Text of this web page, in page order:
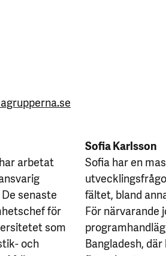
arbetat
senaste
för
som
och
Sofia Karlsson
Sofia har en
fältet, bland
För närvarande
Bangladesh,